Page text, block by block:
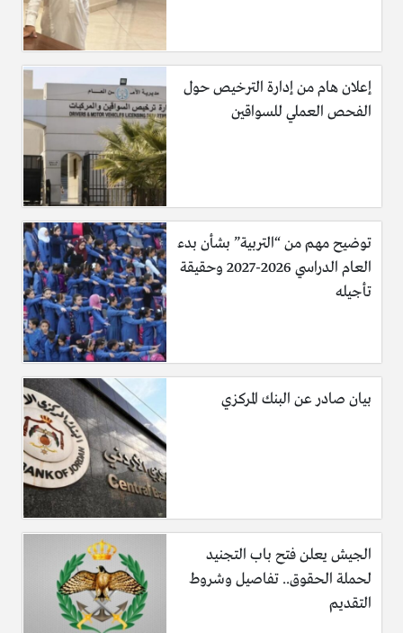
إعلان هام من إدارة الترخيص حول
الفحص العملي للسواقين
توضيح مهم من “التربية” بشأن بدء
العام الدراسي 2026-2027 وحقيقة
تأجيله
بيان صادر عن البنك المركزي
الجيش يعلن فتح باب التجنيد
لحملة الحقوق.. تفاصيل وشروط
التقديم